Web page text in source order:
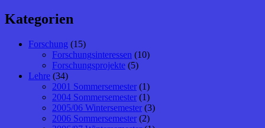
Kategorien
Forschung (15)
Forschungsinteressen (10)
Forschungsprojekte (5)
Lehre (34)
2001 Sommersemester (1)
2004 Sommersemester (1)
2005/06 Wintersemester (3)
2006 Sommersemester (2)